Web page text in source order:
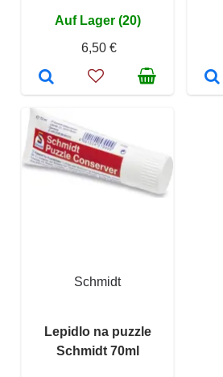
Auf Lager (20)
6,50 €
Schmidt
Lepidlo na puzzle
Schmidt 70ml